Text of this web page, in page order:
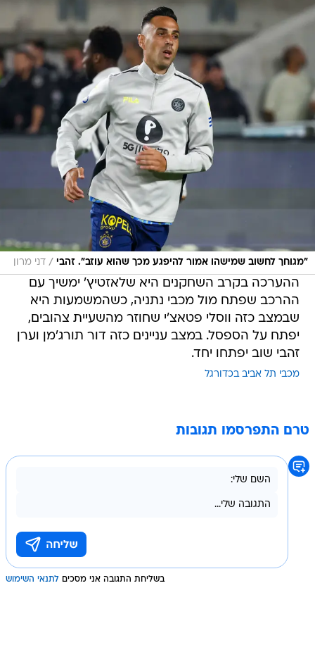
"מגוחך לחשוב שמישהו אמור להיפגע מכך שהוא עוזב". זהבי / דני מרון
ההערכה בקרב השחקנים היא שלאזטיץ' ימשיך עם
ההרכב שפתח מול מכבי נתניה, כשהמשמעות היא
שבמצב כזה ווסלי פטאצ'י שחוזר מהשעיית צהובים,
יפתח על הספסל. במצב עניינים כזה דור תורג'מן וערן
זהבי שוב יפתחו יחד.
מכבי תל אביב בכדורגל
טרם התפרסמו תגובות
בשליחת התגובה אני מסכים לתנאי השימוש